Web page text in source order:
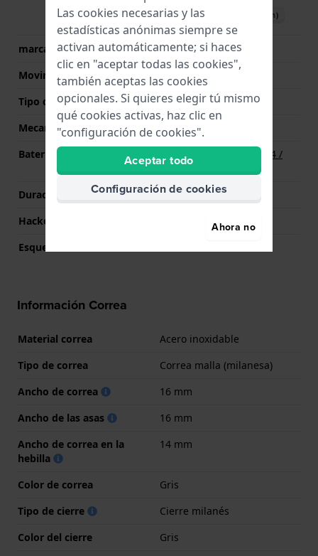
Descargar manual (English)
marca del movimiento
Miyota
Movimiento suizo
Tipo de pantalla
analógico
Mecanismo
Cuarzo
Batería
Batería Renata R364 364 /
SR621SW
Duración de la batería
60 Meses
Hackeable
Esqueletizado
Información Correa
Material correa
Acero inoxidable
Tipo de correa
Correa malla (milanesa)
Ancho de correa
16 mm
Ancho de las asas
16 mm
Ancho de correa en la
hebilla
14 mm
Color de correa
Gris
Tipo de cierre
Cierre milanés
Color del cierre
Gris
Las cookies necesarias y las
estadísticas anónimas siempre se
activan automáticamente; si haces
clic en "aceptar todas las cookies",
también aceptas las cookies
opcionales. Si quieres elegir tú mismo
qué cookies activas, haz clic en
"configuración de cookies".
Aceptar todo
Configuración de cookies
Ahora no